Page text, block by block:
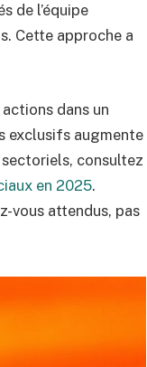
de l’équipe
Cette approche a
dans un
exclusifs augmente
consultez
en 2025.
vous attendus, pas